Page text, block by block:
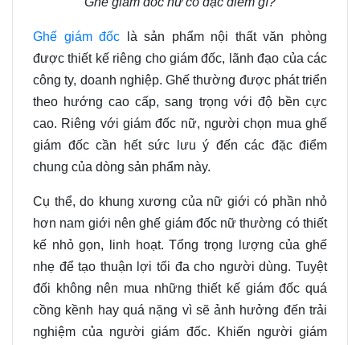
Ghế giám đốc là sản phẩm nội thất văn phòng
được thiết kế riêng cho giám đốc, lãnh đạo của các
công ty, doanh nghiệp. Ghế thường được phát triển
theo hướng cao cấp, sang trọng với độ bền cực
cao. Riêng với giám đốc nữ, người chọn mua ghế
giám đốc cần hết sức lưu ý đến các đặc điểm
chung của dòng sản phẩm này.
Cụ thể, do khung xương của nữ giới có phần nhỏ
hơn nam giới nên ghế giám đốc nữ thường có thiết
kế nhỏ gọn, linh hoạt. Tổng trọng lượng của ghế
nhẹ để tạo thuận lợi tối đa cho người dùng. Tuyệt
đối không nên mua những thiết kế giám đốc quá
cồng kềnh hay quá nặng vì sẽ ảnh hưởng đến trải
nghiệm của người giám đốc. Khiến người giám